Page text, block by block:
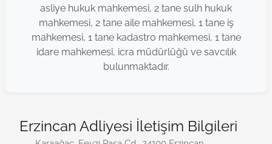
asliye hukuk mahkemesi, 2 tane sulh hukuk
mahkemesi, 2 tane aile mahkemesi, 1 tane iş
mahkemesi, 1 tane kadastro mahkemesi, 1 tane
idare mahkemesi, icra müdürlüğü ve savcılık
bulunmaktadır.
Erzincan Adliyesi İletişim Bilgileri